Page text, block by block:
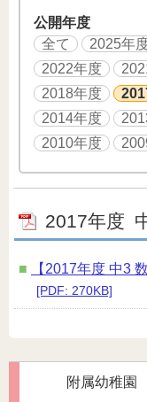
公開年度
全て
2025年
2022年度
2018年度
2014年度
2010年度
2017年度
【2017年度 中3
[PDF: 270KB]
附属幼稚園